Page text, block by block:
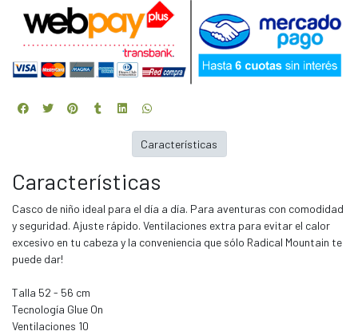
Características
Casco de niño ideal para el día a día. Para aventuras con comodidad
y seguridad. Ajuste rápido. Ventilaciones extra para evitar el calor
excesivo en tu cabeza y la conveniencia que sólo Radical Mountain te
puede dar!
Talla 52 - 56 cm
Tecnología Glue On
Ventilaciones 10
Características